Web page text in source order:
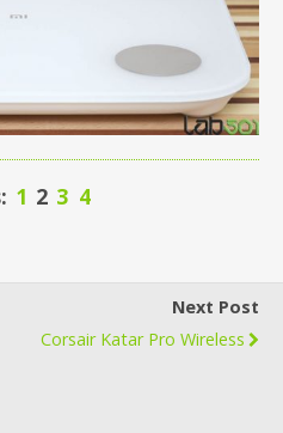
1 2 3 4
Next Post
Corsair Katar Pro Wireless